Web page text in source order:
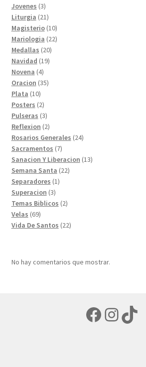
productos
Jovenes 33
productos
Liturgia 2121
productos
Magisterio 1010
productos
Mariologia 2222
Medallas 2020
productos
Navidad 1919
Novena 44
productos
Oracion 3535
Plata 1010
productos
Posters 22
productos
Pulseras 33
productos
Reflexion 22
productos
Rosarios Generales 2424
Sacramentos 77
productos
Sanacion Y Liberacion 1313
Semana Santa 2222
Separadores 11
Superacion 33
productos
Temas Biblicos 22
Velas 6969
productos
Vida De Santos 2222
No hay comentarios que mostrar.
Facebook